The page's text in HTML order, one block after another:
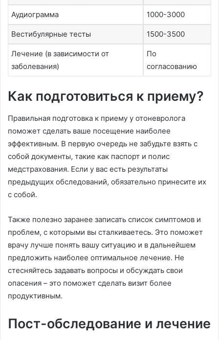
Аудиограмма 1000-3000
Вестибулярные тесты 1500-3500
Лечение (в зависимости от
заболевания)
По
согласованию
Как подготовиться к приему?
Правильная подготовка к приему у отоневролога
поможет сделать ваше посещение наиболее
эффективным. В первую очередь не забудьте взять с
собой документы, такие как паспорт и полис
медстрахования. Если у вас есть результаты
предыдущих обследований, обязательно принесите их
с собой.
Также полезно заранее записать список симптомов и
проблем, с которыми вы сталкиваетесь. Это поможет
врачу лучше понять вашу ситуацию и в дальнейшем
предложить наиболее оптимальное лечение. Не
стесняйтесь задавать вопросы и обсуждать свои
опасения – это поможет сделать визит более
продуктивным.
Пост-обследование и лечение